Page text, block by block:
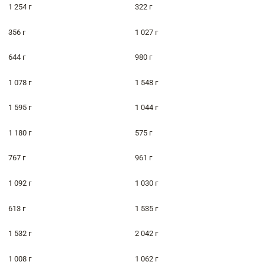
1 254 г 322 г
356 г 1 027 г
644 г 980 г
1 078 г 1 548 г
1 595 г 1 044 г
1 180 г 575 г
767 г 961 г
1 092 г 1 030 г
613 г 1 535 г
1 532 г 2 042 г
1 008 г 1 062 г